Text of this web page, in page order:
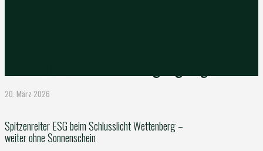
20. März 2026
Spitzenreiter ESG beim Schlusslicht Wettenberg –
weiter ohne Sonnenschein